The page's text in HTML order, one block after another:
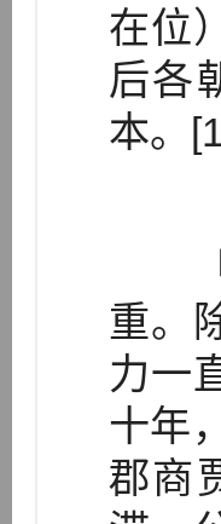
在位
后各
本。
「
重。
力一
十年
郡商